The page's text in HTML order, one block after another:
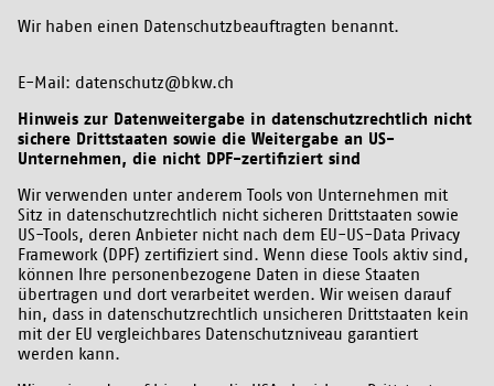
Wir haben einen Datenschutzbeauftragten benannt.
E-Mail: datenschutz@bkw.ch
Hinweis zur Datenweitergabe in datenschutzrechtlich nicht
sichere Drittstaaten sowie die Weitergabe an US-
Unternehmen, die nicht DPF-zertifiziert sind
Wir verwenden unter anderem Tools von Unternehmen mit
Sitz in datenschutzrechtlich nicht sicheren Drittstaaten sowie
US-Tools, deren Anbieter nicht nach dem EU-US-Data Privacy
Framework (DPF) zertifiziert sind. Wenn diese Tools aktiv sind,
können Ihre personenbezogene Daten in diese Staaten
übertragen und dort verarbeitet werden. Wir weisen darauf
hin, dass in datenschutzrechtlich unsicheren Drittstaaten kein
mit der EU vergleichbares Datenschutzniveau garantiert
werden kann.